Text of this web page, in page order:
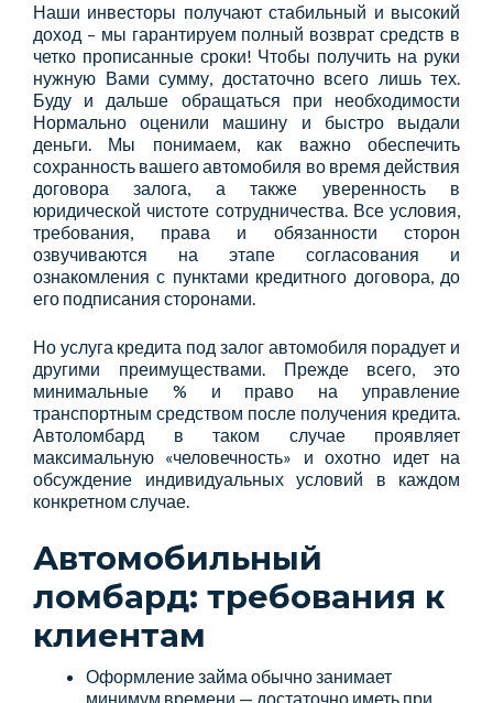
Наши инвесторы получают стабильный и высокий
доход – мы гарантируем полный возврат средств в
четко прописанные сроки! Чтобы получить на руки
нужную Вами сумму, достаточно всего лишь тех.
Буду и дальше обращаться при необходимости
Нормально оценили машину и быстро выдали
деньги. Мы понимаем, как важно обеспечить
сохранность вашего автомобиля во время действия
договора залога, а также уверенность в
юридической чистоте сотрудничества. Все условия,
требования, права и обязанности сторон
озвучиваются на этапе согласования и
ознакомления с пунктами кредитного договора, до
его подписания сторонами.
Но услуга кредита под залог автомобиля порадует и
другими преимуществами. Прежде всего, это
минимальные % и право на управление
транспортным средством после получения кредита.
Автоломбард в таком случае проявляет
максимальную «человечность» и охотно идет на
обсуждение индивидуальных условий в каждом
конкретном случае.
Автомобильный
ломбард: требования к
клиентам
Оформление займа обычно занимает
минимум времени — достаточно иметь при